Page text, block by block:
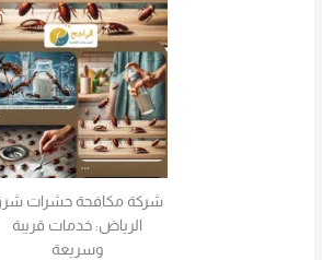
شركة مكافحة حشرات
الرياض: خدمات قريبة
وسريعة